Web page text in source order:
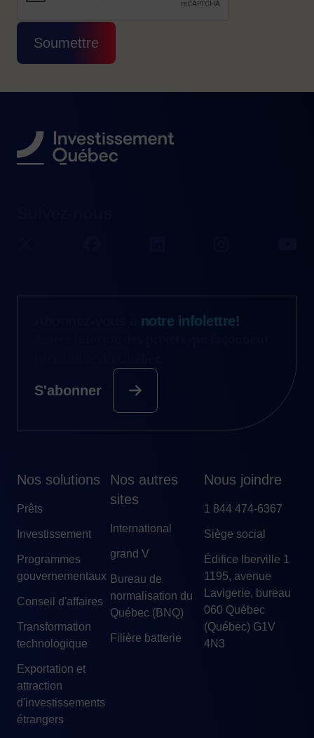
Cette question sert à vérifier si vous êtes
Soumettre
Nos solutions
Prêts
Investissement
Programmes
gouvernementaux
Conseil d'affaires
Transformation
technologique
Exportation et
attraction
d'investissements
étrangers
Nos autres
sites
International
grand V
Bureau de
normalisation du
Québec (BNQ)
Filière batterie
Nous joindre
1 844 474-6367
Siège social
Édifice Iberville 1
1195, avenue
Lavigerie, bureau
060 Québec
(Québec) G1V
4N3
notre infolettre!
S'abonner